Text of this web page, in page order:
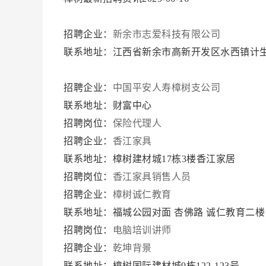
招聘企业： 新余市志爱科技有限公司
联系地址：江西省新余市高新开发区水西镇计
招聘企业： 中国平安人寿樟树支公司
联系地址：财富中心
招聘岗位： 保险代理人
招聘企业： 香江家具
联系地址：樟树建材城17栋3楼香江家居
招聘岗位： 香江家具销售人员
招聘企业： 樟树诚仁教育
联系地址：福城公园对面 杏佛路 诚仁教育二楼
招聘岗位：
电脑培训讲师
招聘企业： 乾坤背景